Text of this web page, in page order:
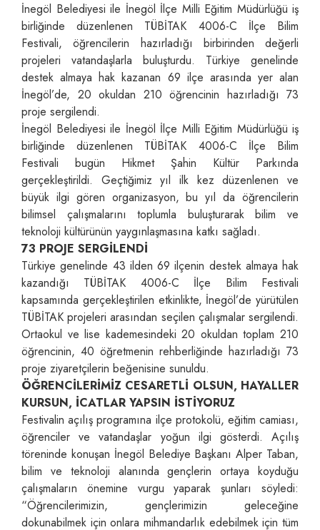
İnegöl Belediyesi ile İnegöl İlçe Milli Eğitim Müdürlüğü iş
birliğinde düzenlenen TÜBİTAK 4006-C İlçe Bilim
Festivali, öğrencilerin hazırladığı birbirinden değerli
projeleri vatandaşlarla buluşturdu. Türkiye genelinde
destek almaya hak kazanan 69 ilçe arasında yer alan
İnegöl’de, 20 okuldan 210 öğrencinin hazırladığı 73
proje sergilendi.
İnegöl Belediyesi ile İnegöl İlçe Milli Eğitim Müdürlüğü iş
birliğinde düzenlenen TÜBİTAK 4006-C İlçe Bilim
Festivali bugün Hikmet Şahin Kültür Parkında
gerçekleştirildi. Geçtiğimiz yıl ilk kez düzenlenen ve
büyük ilgi gören organizasyon, bu yıl da öğrencilerin
bilimsel çalışmalarını toplumla buluşturarak bilim ve
teknoloji kültürünün yaygınlaşmasına katkı sağladı.
73 PROJE SERGİLENDİ
Türkiye genelinde 43 ilden 69 ilçenin destek almaya hak
kazandığı TÜBİTAK 4006-C İlçe Bilim Festivali
kapsamında gerçekleştirilen etkinlikte, İnegöl’de yürütülen
TÜBİTAK projeleri arasından seçilen çalışmalar sergilendi.
Ortaokul ve lise kademesindeki 20 okuldan toplam 210
öğrencinin, 40 öğretmenin rehberliğinde hazırladığı 73
proje ziyaretçilerin beğenisine sunuldu.
ÖĞRENCİLERİMİZ CESARETLİ OLSUN, HAYALLER
KURSUN, İCATLAR YAPSIN İSTİYORUZ
Festivalin açılış programına ilçe protokolü, eğitim camiası,
öğrenciler ve vatandaşlar yoğun ilgi gösterdi. Açılış
töreninde konuşan İnegöl Belediye Başkanı Alper Taban,
bilim ve teknoloji alanında gençlerin ortaya koyduğu
çalışmaların önemine vurgu yaparak şunları söyledi:
“Öğrencilerimizin, gençlerimizin geleceğine
dokunabilmek için onlara mihmandarlık edebilmek için tüm